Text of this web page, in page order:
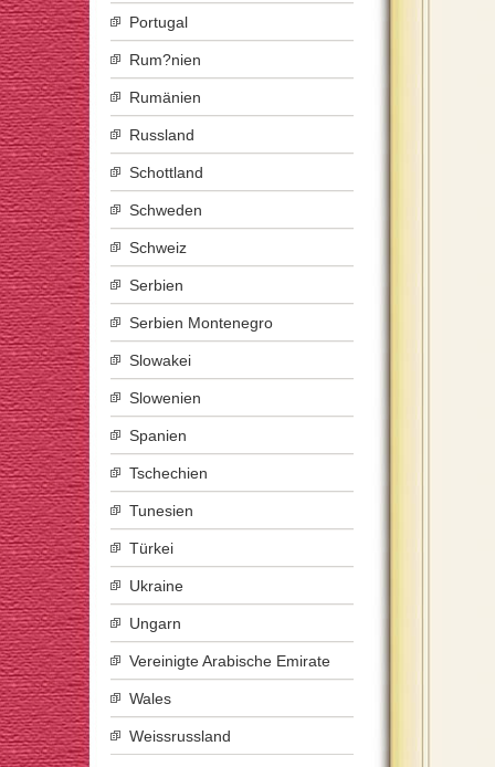
Portugal
Rum?nien
Rumänien
Russland
Schottland
Schweden
Schweiz
Serbien
Serbien Montenegro
Slowakei
Slowenien
Spanien
Tschechien
Tunesien
Türkei
Ukraine
Ungarn
Vereinigte Arabische Emirate
Wales
Weissrussland